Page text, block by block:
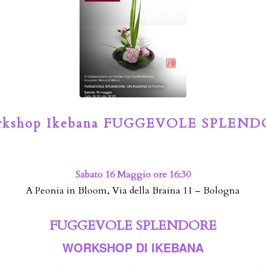
Ikebana FUGGEVOLE
Sabato 16 Maggio ore 16:30
A Peonia in Bloom, Via della Braina 11 – Bologna
FUGGEVOLE SPLENDORE
WORKSHOP DI IKEBANA